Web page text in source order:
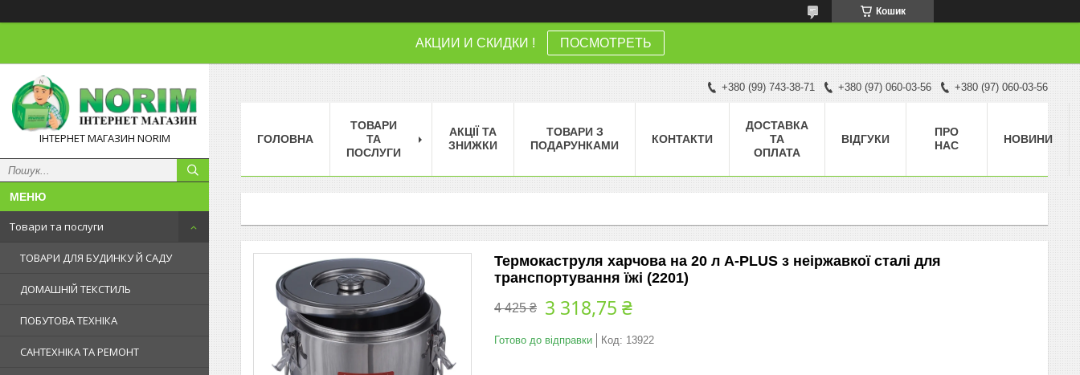
Кошик
АКЦИИ И СКИДКИ ! ПОСМОТРЕТЬ
ІНТЕРНЕТ МАГАЗИН NORIM
Товари та послуги
ТОВАРИ ДЛЯ БУДИНКУ Й САДУ
ДОМАШНІЙ ТЕКСТИЛЬ
ПОБУТОВА ТЕХНІКА
САНТЕХНІКА ТА РЕМОНТ
+380 (99) 743-38-71 +380 (97) 060-03-56 +380 (97) 060-03-56
ГОЛОВНА
ТОВАРИ
ТА
ПОСЛУГИ
АКЦІЇ ТА
ЗНИЖКИ
ТОВАРИ З
ПОДАРУНКАМИ
КОНТАКТИ
ДОСТАВКА
ТА
ОПЛАТА
ВІДГУКИ
ПРО
НАС
НОВИНИ
Термокаструля харчова на 20 л A-PLUS з неіржавкої сталі для
транспортування їжі (2201)
4 425 ₴ 3 318,75 ₴
Готово до відправки Код: 13922